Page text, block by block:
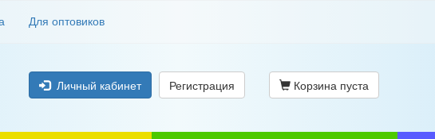
Для оптовиков
Личный кабинет Регистрация Корзина пуста